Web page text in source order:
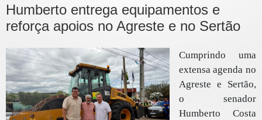
Humberto entrega equipamentos e
reforça apoios no Agreste e no Sertão
Cumprindo uma
extensa agenda no
Agreste e Sertão,
o senador
Humberto Costa